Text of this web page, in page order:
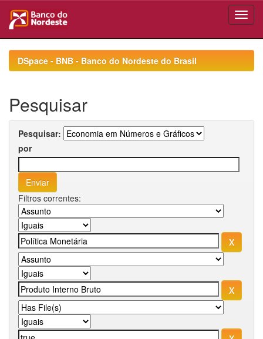
navigationDSpace - BNB - Banco do Nordeste do Brasil
Pesquisar
Pesquisar:
por
Filtros correntes: